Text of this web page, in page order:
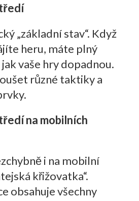
„základní stav“. Když
heru, máte plný
vaše hry dopadnou.
různé taktiky a
na mobilních
i na mobilní
křižovatka“.
obsahuje všechny